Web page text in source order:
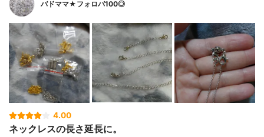
バドママ★フォロバ100◎
4.00
ネックレスの長さ延長に。